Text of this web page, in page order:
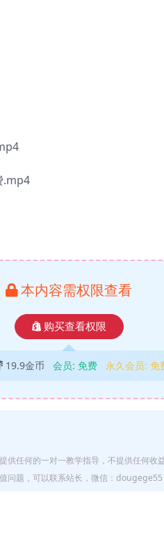
.mp4
本内容需权限查看
购买查看权限
19.9金币 会员: 免费 永久会员: 免
任何的一对一教学指导，不提供任何收
问题，可以联系站长，微信：